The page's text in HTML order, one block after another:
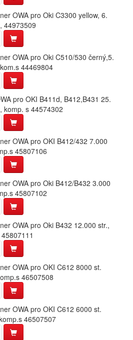
OWA pro Oki C3300 yellow,​ 6.​
44973509
OWA pro Oki C510/​530 černý,​5.​
44469804
pro OKI B411d,​ B412,​B431 25.​
komp.​ s 44574302
OWA pro OKI B412/​432 7.​000
45807106
OWA pro Oki B412/​B432 3.​000
45807102
OWA pro Oki B432 12.​000 str.​,​
OWA pro OKI C612 8000 st.​
46507508
OWA pro OKI C612 6000 st.​
46507507